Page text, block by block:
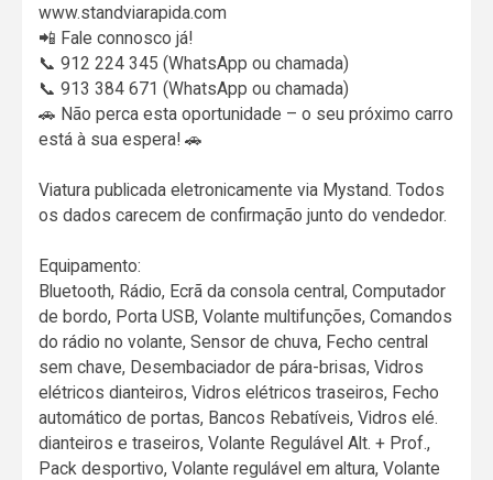
www.standviarapida.com
📲 Fale connosco já!
📞 912 224 345 (WhatsApp ou chamada)
📞 913 384 671 (WhatsApp ou chamada)
🚗 Não perca esta oportunidade – o seu próximo carro
está à sua espera! 🚗
Viatura publicada eletronicamente via Mystand. Todos
os dados carecem de confirmação junto do vendedor.
Equipamento:
Bluetooth, Rádio, Ecrã da consola central, Computador
de bordo, Porta USB, Volante multifunções, Comandos
do rádio no volante, Sensor de chuva, Fecho central
sem chave, Desembaciador de pára-brisas, Vidros
elétricos dianteiros, Vidros elétricos traseiros, Fecho
automático de portas, Bancos Rebatíveis, Vidros elé.
dianteiros e traseiros, Volante Regulável Alt. + Prof.,
Pack desportivo, Volante regulável em altura, Volante